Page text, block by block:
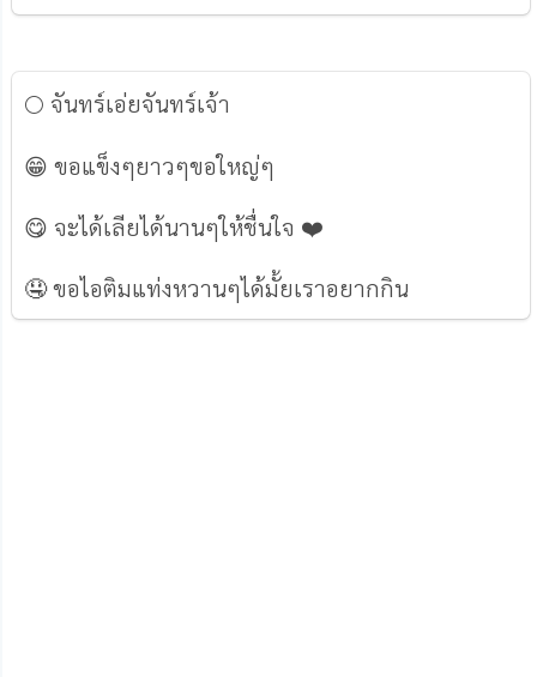
🌕 จันทร์เอ่ยจันทร์เจ้า
😁 ขอแข็งๆยาวๆขอใหญ่ๆ
😋 จะได้เลียได้นานๆให้ชื่นใจ ❤️️
🤤 ขอไอติมแท่งหวานๆได้มั้ยเราอยากกิน